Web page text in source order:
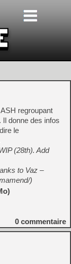
regroupant
donne des infos
le
(28th). Add
to Vaz –
)
0 commentaire